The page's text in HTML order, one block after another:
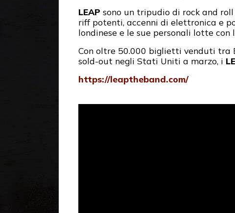
LEAP sono un tripudio di rock and
riff potenti, accenni di elettronica e
londinese e le sue personali lotte
Con oltre 50.000 biglietti venduti tra
sold-out negli Stati Uniti a marzo, i
https://leaptheband.com/